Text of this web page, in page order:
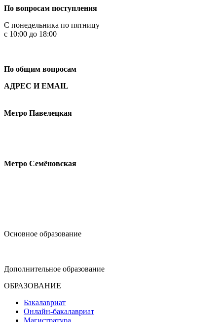
По вопросам поступления
С понедельника по пятницу
с 10:00 до 18:00
По общим вопросам
АДРЕС И EMAIL
Метро Павелецкая
Метро Семёновская
Основное образование
Дополнительное образование
ОБРАЗОВАНИЕ
Бакалавриат
Онлайн-бакалавриат